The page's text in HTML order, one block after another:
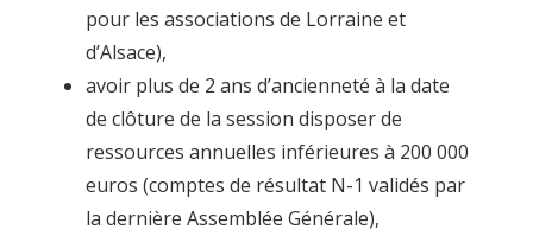
pour les associations de Lorraine et
d’Alsace),
avoir plus de 2 ans d’ancienneté à la date
de clôture de la session disposer de
ressources annuelles inférieures à 200 000
euros (comptes de résultat N-1 validés par
la dernière Assemblée Générale),